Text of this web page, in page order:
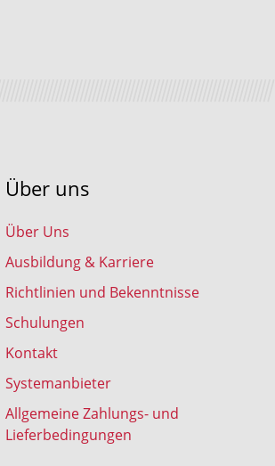
Über uns
Über Uns
Ausbildung & Karriere
Richtlinien und Bekenntnisse
Schulungen
Kontakt
Systemanbieter
Allgemeine Zahlungs- und
Lieferbedingungen